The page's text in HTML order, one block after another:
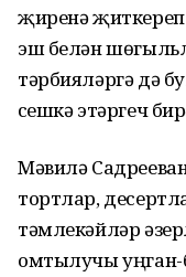
җиренә җиткереп
эш белән
тәрбияләргә дә
үсешкә этәргеч
Мәвилә
тортлар,
тәмлекәйләр
омтылучы